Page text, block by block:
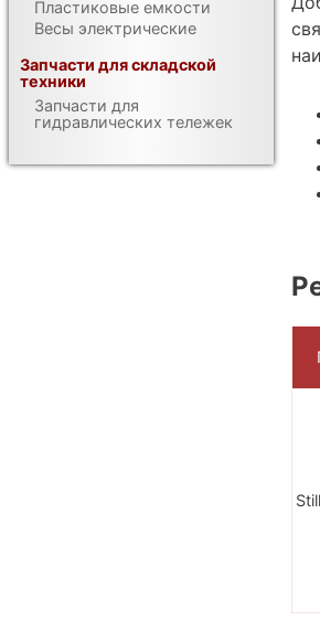
Still
Пластиковые емкости
Весы электрические
Запчасти для складской
техники
Запчасти для
гидравлических тележек